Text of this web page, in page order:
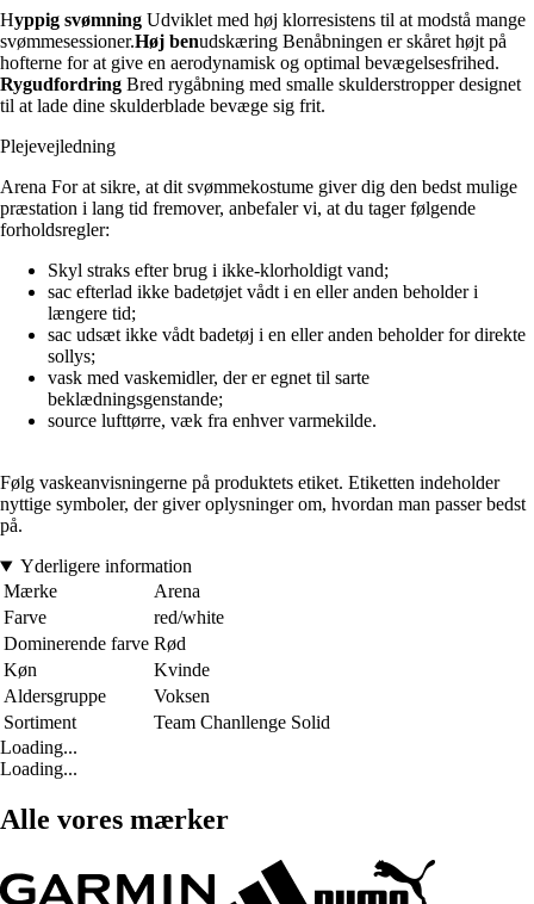
Hyppig svømning Udviklet med høj klorresistens til at modstå mange
svømmesessioner.Høj benudskæring Benåbningen er skåret højt på
hofterne for at give en aerodynamisk og optimal bevægelsesfrihed.
Rygudfordring Bred rygåbning med smalle skulderstropper designet
til at lade dine skulderblade bevæge sig frit.
Plejevejledning
Arena For at sikre, at dit svømmekostume giver dig den bedst mulige
præstation i lang tid fremover, anbefaler vi, at du tager følgende
forholdsregler:
Skyl straks efter brug i ikke-klorholdigt vand;
sac efterlad ikke badetøjet vådt i en eller anden beholder i
længere tid;
sac udsæt ikke vådt badetøj i en eller anden beholder for direkte
sollys;
vask med vaskemidler, der er egnet til sarte
beklædningsgenstande;
source lufttørre, væk fra enhver varmekilde.
Følg vaskeanvisningerne på produktets etiket. Etiketten indeholder
nyttige symboler, der giver oplysninger om, hvordan man passer bedst
på.
Yderligere information
Mærke
Arena
Farve
red/white
Dominerende farve Rød
Køn
Kvinde
Aldersgruppe
Voksen
Sortiment
Team Chanllenge Solid
Loading...
Loading...
Alle vores mærker